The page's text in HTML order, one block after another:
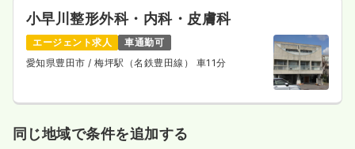
小早川整形外科・内科・皮膚科
エージェント求人
車通勤可
愛知県豊田市/ 梅坪駅（名鉄豊田線） 車11分
同じ地域で条件を追加する